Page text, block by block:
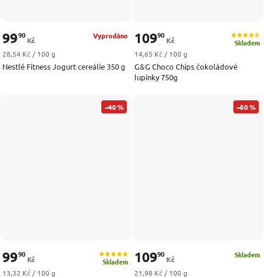
Nestlé Fitness Jogurt cereálie 350 g
Vyprodáno
9990
Kč
Měrná cena:
28,54 Kč / 100 g
G&G Choco Chips čokoládové
lupínky 750g
Skladem
10990
Kč
Měrná cena:
14,65 Kč / 100 g
–40 %
Skladem
9990
Kč
Měrná cena:
13,32 Kč / 100 g
–50 %
Skladem
10990
Kč
Měrná cena:
21,98 Kč / 100 g